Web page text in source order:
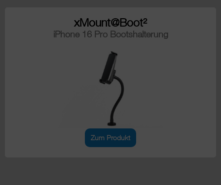
xMount@Boot²
iPhone 16 Pro Bootshalterung
Zum Produkt